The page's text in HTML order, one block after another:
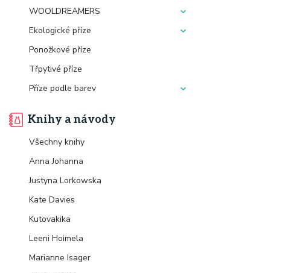
WOOLDREAMERS
Ekologické příze
Ponožkové příze
Třpytivé příze
Příze podle barev
Knihy a návody
Všechny knihy
Anna Johanna
Justyna Lorkowska
Kate Davies
Kutovakika
Leeni Hoimela
Marianne Isager